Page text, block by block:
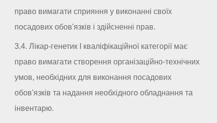
право вимагати сприяння у виконанні своїх
посадових обов'язків і здійсненні прав.
3.4. Лікар-генетик I кваліфікаційної категорії має
право вимагати створення організаційно-технічних
умов, необхідних для виконання посадових
обов'язків та надання необхідного обладнання та
інвентарю.